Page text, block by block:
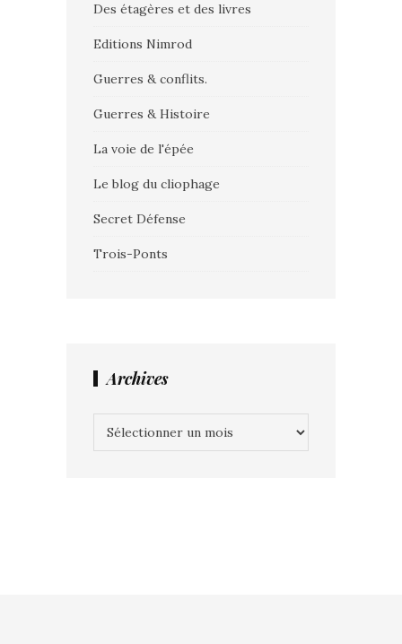
Des étagères et des livres
Editions Nimrod
Guerres & conflits.
Guerres & Histoire
La voie de l'épée
Le blog du cliophage
Secret Défense
Trois-Ponts
Archives